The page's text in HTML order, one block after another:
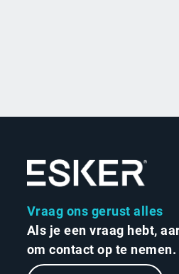
Vraag ons gerust alles
Als je een vraag hebt,
om contact op te nemen.